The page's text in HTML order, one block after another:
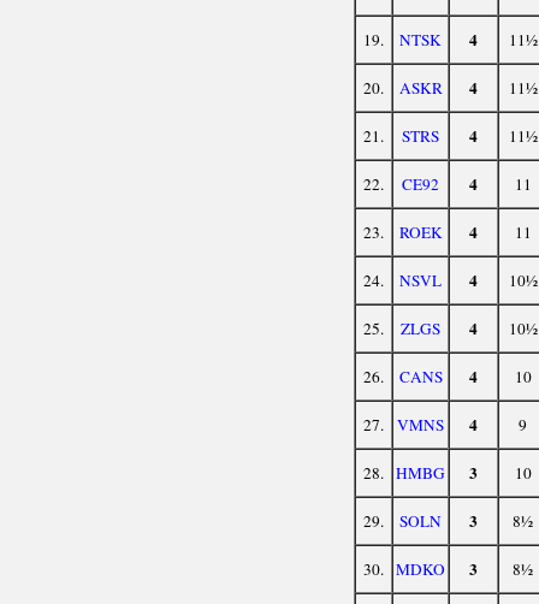
19. NTSK 4 11½
20. ASKR 4 11½
21. STRS 4 11½
22. CE92 4 11
23. ROEK 4 11
24. NSVL 4 10½
25. ZLGS 4 10½
26. CANS 4 10
27. VMNS 4 9
28. HMBG 3 10
29. SOLN 3 8½
30. MDKO 3 8½